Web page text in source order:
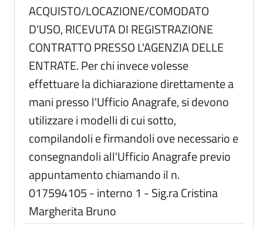
ACQUISTO/LOCAZIONE/COMODATO
D'USO, RICEVUTA DI REGISTRAZIONE
CONTRATTO PRESSO L'AGENZIA DELLE
ENTRATE. Per chi invece volesse
effettuare la dichiarazione direttamente a
mani presso l'Ufficio Anagrafe, si devono
utilizzare i modelli di cui sotto,
compilandoli e firmandoli ove necessario e
consegnandoli all'Ufficio Anagrafe previo
appuntamento chiamando il n.
017594105 - interno 1 - Sig.ra Cristina
Margherita Bruno